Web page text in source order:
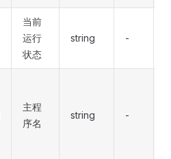
当前
运行
状态
string -
主程
序名
string -